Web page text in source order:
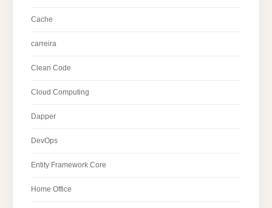
Cache
carreira
Clean Code
Cloud Computing
Dapper
DevOps
Entity Framework Core
Home Office